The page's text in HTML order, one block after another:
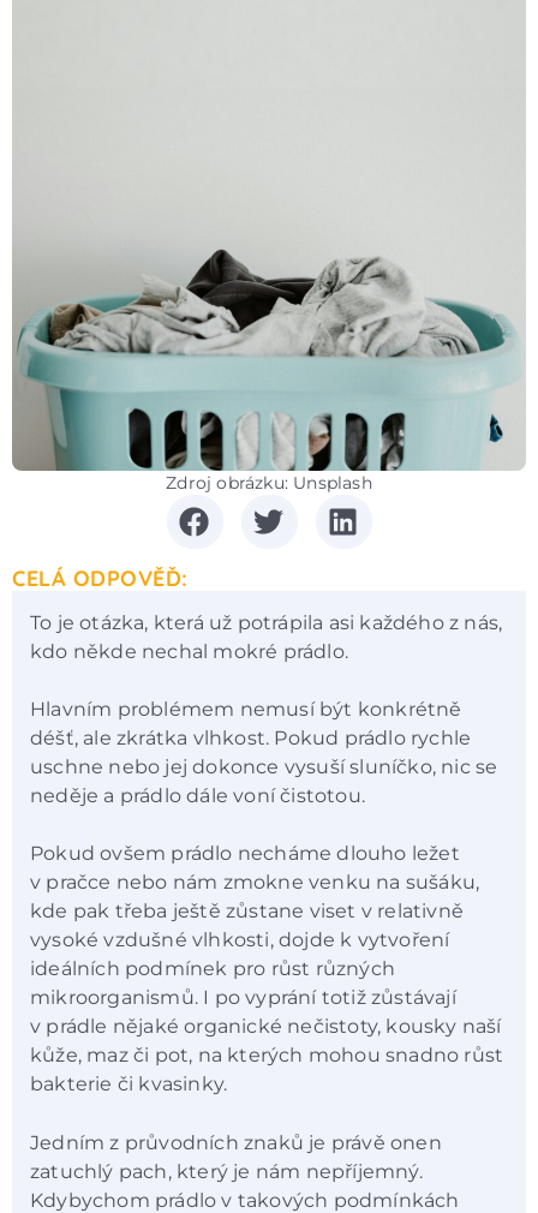
Zdroj obrázku: Unsplash
CELÁ ODPOVĚĎ:
To je otázka, která už potrápila asi každého z nás,
kdo někde nechal mokré prádlo.
Hlavním problémem nemusí být konkrétně
déšť, ale zkrátka vlhkost. Pokud prádlo rychle
uschne nebo jej dokonce vysuší sluníčko, nic se
neděje a prádlo dále voní čistotou.
Pokud ovšem prádlo necháme dlouho ležet
v pračce nebo nám zmokne venku na sušáku,
kde pak třeba ještě zůstane viset v relativně
vysoké vzdušné vlhkosti, dojde k vytvoření
ideálních podmínek pro růst různých
mikroorganismů. I po vyprání totiž zůstávají
v prádle nějaké organické nečistoty, kousky naší
kůže, maz či pot, na kterých mohou snadno růst
bakterie či kvasinky.
Jedním z průvodních znaků je právě onen
zatuchlý pach, který je nám nepříjemný.
Kdybychom prádlo v takových podmínkách